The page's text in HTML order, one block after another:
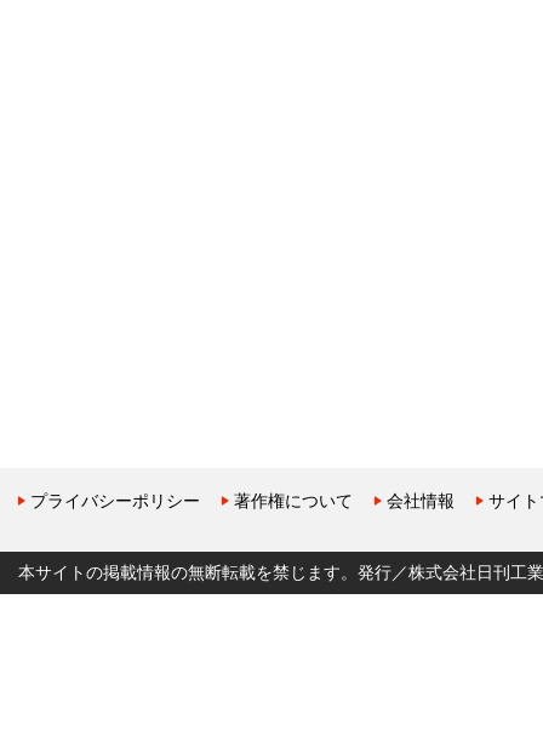
プライバシーポリシー 著作権について 会社情報 サイ
本サイトの掲載情報の無断転載を禁じます。発行／株式会社日刊